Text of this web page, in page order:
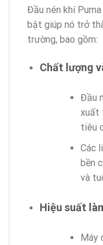
Đầu nén khí
bật giúp nó trở
trường, bao gồm:
Chất lượng
Đầu
xuất
tiêu
Các
bền
và
Hiệu suất
Máy